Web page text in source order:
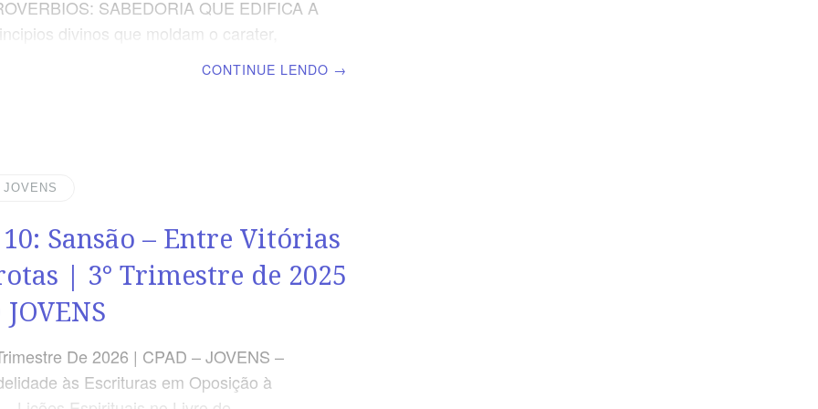
SABEDORIA QUE EDIFICA A
divinos que moldam o carater,
Dependemos do Espírito Santo e da luz
geração corrompida. OBJETIVOS DA
a necessidade
CONTINUE LENDO →
JOVENS
Sansão – Entre Vitórias
| 3° Trimestre de 2025
De 2026 | CPAD – JOVENS –
às Escrituras em Oposição à